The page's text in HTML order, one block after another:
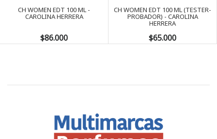
CH WOMEN EDT 100 ML -
CAROLINA HERRERA
$86.000
CH WOMEN EDT 100 ML (TESTER-
PROBADOR) - CAROLINA
HERRERA
$65.000